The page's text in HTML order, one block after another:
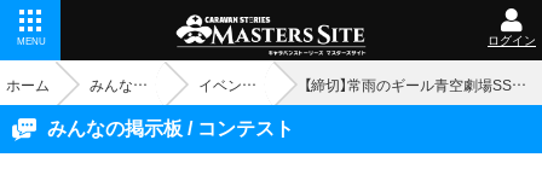
MENU ログイン
ホーム みんなの掲示板 イベント - コンテスト 【締切】常雨のギール青空劇場SSコンテスト
みんなの掲示板 / コンテスト